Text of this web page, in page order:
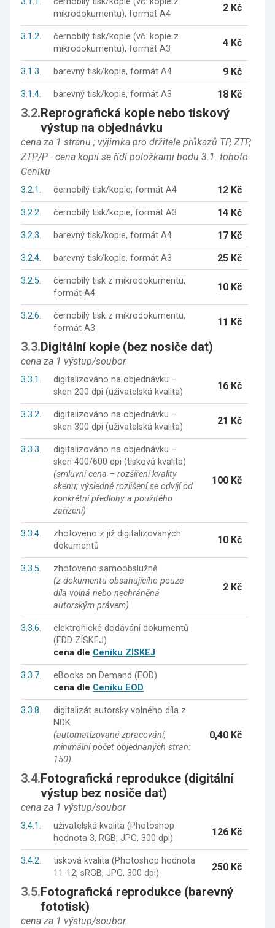
mikrodokumentu), formát A4
2 Kč
3.1.2.
černobílý tisk/kopie (vč. kopie z
mikrodokumentu), formát A3
4 Kč
3.1.3. barevný tisk/kopie, formát A4 9 Kč
3.1.4. barevný tisk/kopie, formát A3 18 Kč
3.2.Reprografická kopie nebo tiskový
výstup na objednávku
cena za 1 stranu ; výjimka pro držitele průkazů TP, ZTP,
ZTP/P - cena kopií se řídí položkami bodu 3.1. tohoto
Ceníku
3.2.1. černobílý tisk/kopie, formát A4 12 Kč
3.2.2. černobílý tisk/kopie, formát A3 14 Kč
3.2.3. barevný tisk/kopie, formát A4 17 Kč
3.2.4. barevný tisk/kopie, formát A3 25 Kč
3.2.5.
černobílý tisk z mikrodokumentu,
formát A4
10 Kč
3.2.6.
černobílý tisk z mikrodokumentu,
formát A3
11 Kč
3.3.Digitální kopie (bez nosiče dat)
cena za 1 výstup/soubor
3.3.1.
digitalizováno na objednávku –
sken 200 dpi (uživatelská kvalita)
16 Kč
3.3.2.
digitalizováno na objednávku –
sken 300 dpi (uživatelská kvalita)
21 Kč
3.3.3.
digitalizováno na objednávku –
sken 400/600 dpi (tisková kvalita)
(smluvní cena – rozšíření kvality
skenu; výsledné rozlišení se odvíjí od
konkrétní předlohy a použitého
zařízení)
100 Kč
3.3.4.
zhotoveno z již digitalizovaných
dokumentů
10 Kč
3.3.5.
zhotoveno samoobslužně
(z dokumentu obsahujícího pouze
díla volná nebo nechráněná
autorským právem)
2 Kč
3.3.6.
elektronické dodávání dokumentů
(EDD ZÍSKEJ)
cena dle Ceníku ZÍSKEJ
3.3.7.
eBooks on Demand (EOD)
cena dle Ceníku EOD
3.3.8.
digitalizát autorsky volného díla z
NDK
(automatizované zpracování,
minimální počet objednaných stran:
150)
0,40 Kč
3.4.Fotografická reprodukce (digitální
výstup bez nosiče dat)
cena za 1 výstup/soubor
3.4.1.
uživatelská kvalita (Photoshop
hodnota 3, RGB, JPG, 300 dpi)
126 Kč
3.4.2.
tisková kvalita (Photoshop hodnota
11-12, sRGB, JPG, 300 dpi)
250 Kč
3.5.Fotografická reprodukce (barevný
fototisk)
cena za 1 výstup/soubor